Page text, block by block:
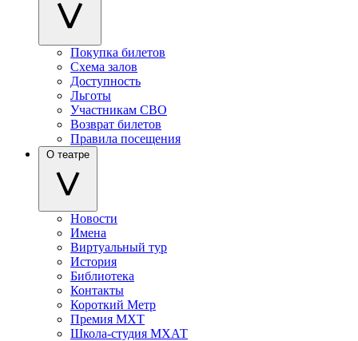
Покупка билетов
Схема залов
Доступность
Льготы
Участникам СВО
Возврат билетов
Правила посещения
О театре
Новости
Имена
Виртуальный тур
История
Библиотека
Контакты
Короткий Метр
Премия МХТ
Школа-студия МХАТ